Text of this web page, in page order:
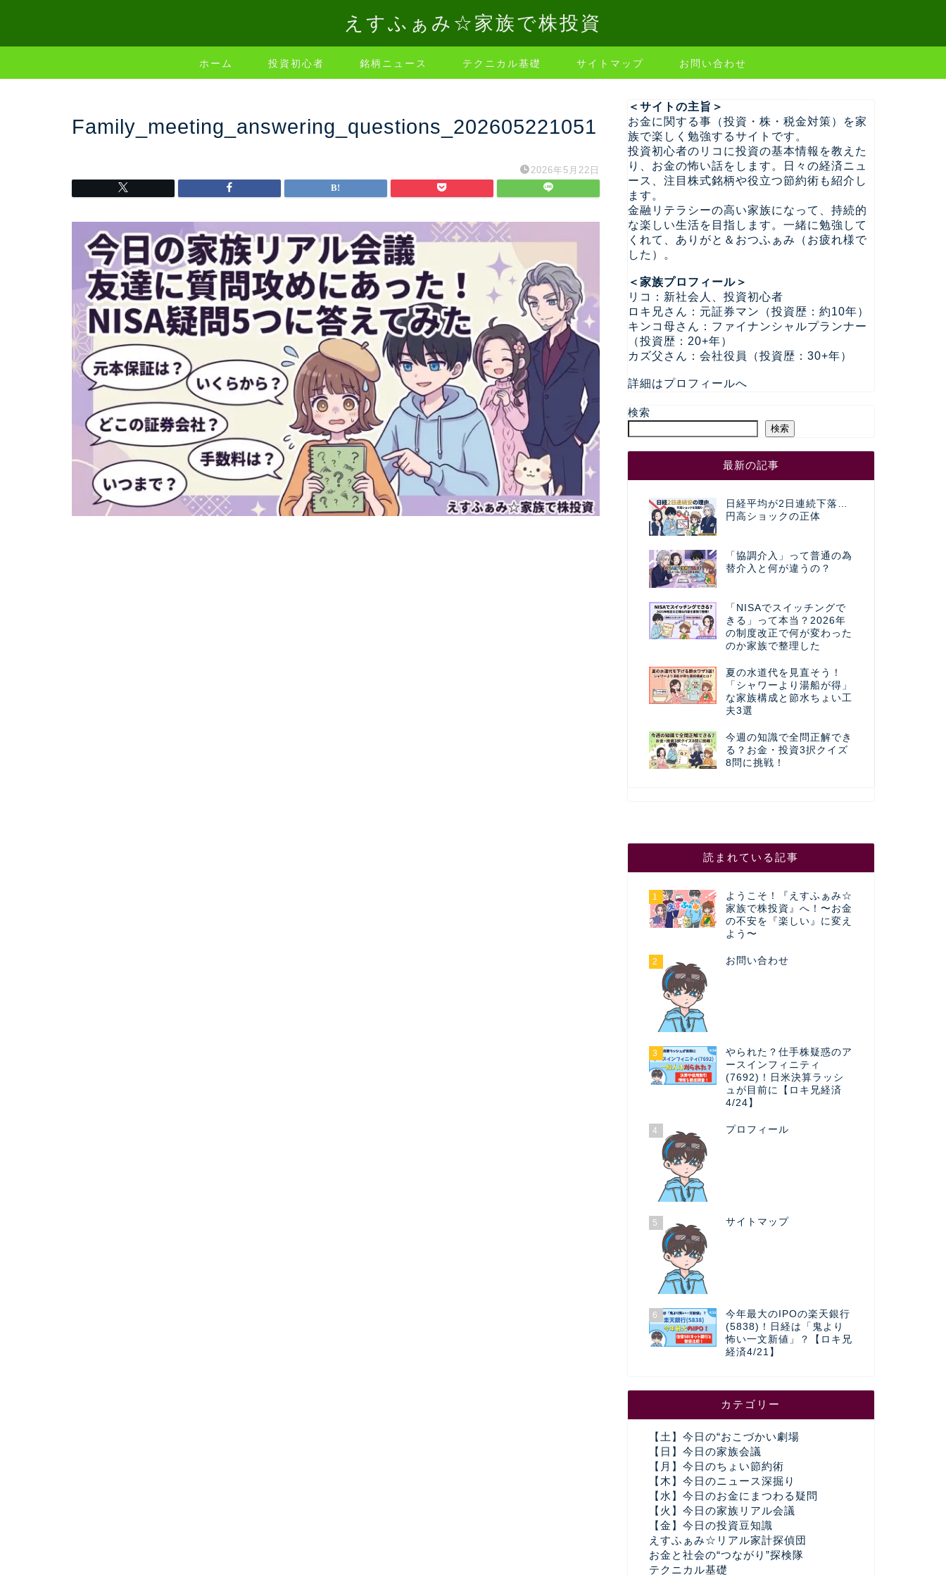
えすふぁみ☆家族で株投資
ホーム 投資初心者 銘柄ニュース テクニカル基礎 サイトマップ お問い合わせ
Family_meeting_answering_questions_202605221051
2026年5月22日
＜サイトの主旨＞
お金に関する事（投資・株・税金対策）を家
族で楽しく勉強するサイトです。
投資初心者のリコに投資の基本情報を教えた
り、お金の怖い話をします。日々の経済ニュ
ース、注目株式銘柄や役立つ節約術も紹介し
ます。
金融リテラシーの高い家族になって、持続的
な楽しい生活を目指します。一緒に勉強して
くれて、ありがと＆おつふぁみ（お疲れ様で
した）。
＜家族プロフィール＞
リコ：新社会人、投資初心者
ロキ兄さん：元証券マン（投資歴：約10年）
キンコ母さん：ファイナンシャルプランナー
（投資歴：20+年）
カズ父さん：会社役員（投資歴：30+年）
詳細はプロフィールへ
検索
検索
最新の記事
日経平均が2日連続下落…
円高ショックの正体
「協調介入」って普通の為
替介入と何が違うの？
「NISAでスイッチングで
きる」って本当？2026年
の制度改正で何が変わった
のか家族で整理した
夏の水道代を見直そう！
「シャワーより湯船が得」
な家族構成と節水ちょい工
夫3選
今週の知識で全問正解でき
る？お金・投資3択クイズ
8問に挑戦！
読まれている記事
1
ようこそ！『えすふぁみ☆
家族で株投資』へ！〜お金
の不安を『楽しい』に変え
よう〜
2 お問い合わせ
3
やられた？仕手株疑惑のア
ースインフィニティ
(7692)！日米決算ラッシ
ュが目前に【ロキ兄経済
4/24】
4 プロフィール
5 サイトマップ
6
今年最大のIPOの楽天銀行
(5838)！日経は「鬼より
怖い一文新値」？【ロキ兄
経済4/21】
カテゴリー
【土】今日の“おこづかい劇場
【日】今日の家族会議
【月】今日のちょい節約術
【木】今日のニュース深掘り
【水】今日のお金にまつわる疑問
【火】今日の家族リアル会議
【金】今日の投資豆知識
えすふぁみ☆リアル家計探偵団
お金と社会の“つながり”探検隊
テクニカル基礎